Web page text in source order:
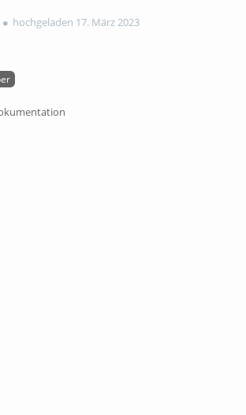
hochgeladen 17. März 2023